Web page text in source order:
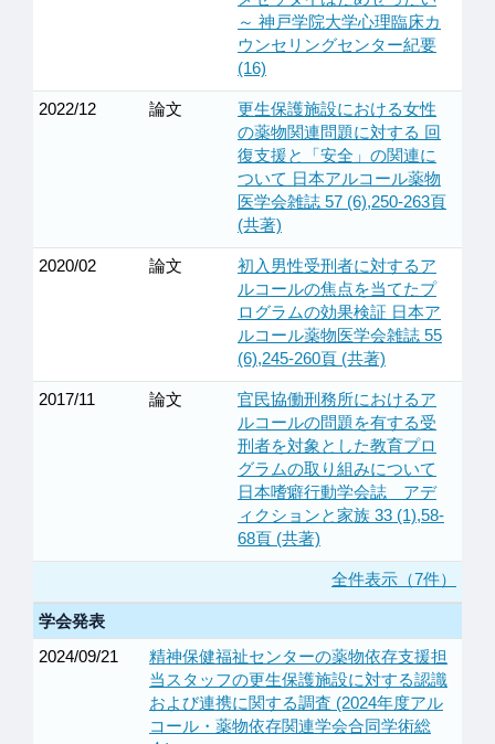
～ 神戸学院大学心理臨床カ
ウンセリングセンター紀要
(16)
2022/12 論文
更生保護施設における女性
の薬物関連問題に対する 回
復支援と「安全」の関連に
ついて 日本アルコール薬物
医学会雑誌 57 (6),250-263頁
(共著)
2020/02 論文
初入男性受刑者に対するア
ルコールの焦点を当てたプ
ログラムの効果検証 日本ア
ルコール薬物医学会雑誌 55
(6),245-260頁 (共著)
2017/11 論文
官民協働刑務所におけるア
ルコールの問題を有する受
刑者を対象とした教育プロ
グラムの取り組みについて
日本嗜癖行動学会誌 アデ
ィクションと家族 33 (1),58-
68頁 (共著)
全件表示（7件）
学会発表
2024/09/21
精神保健福祉センターの薬物依存支援担
当スタッフの更生保護施設に対する認識
および連携に関する調査 (2024年度アル
コール・薬物依存関連学会合同学術総